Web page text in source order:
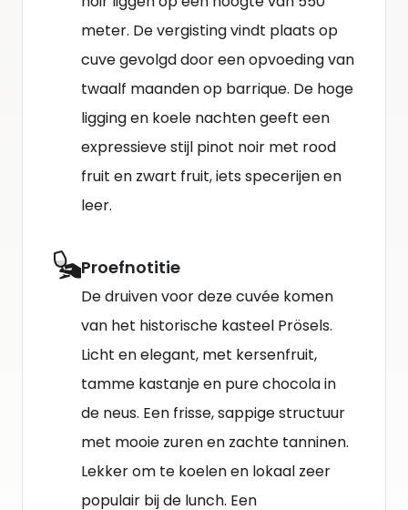
meter. De vergisting vindt plaats op
cuve gevolgd door een opvoeding van
twaalf maanden op barrique. De hoge
ligging en koele nachten geeft een
expressieve stijl pinot noir met rood
fruit en zwart fruit, iets specerijen en
leer.
Proefnotitie
De druiven voor deze cuvée komen
van het historische kasteel Prösels.
Licht en elegant, met kersenfruit,
tamme kastanje en pure chocola in
de neus. Een frisse, sappige structuur
met mooie zuren en zachte tanninen.
Lekker om te koelen en lokaal zeer
populair bij de lunch. Een